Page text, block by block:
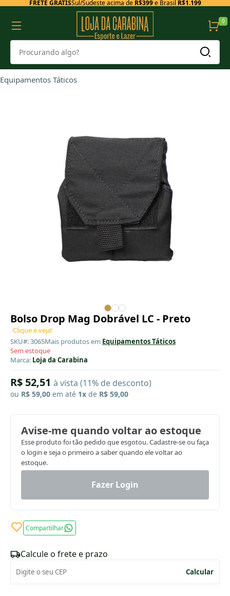
FRETE GRÁTISSul/Sudeste acima de R$399e Brasil R$1.199
0
Equipamentos Táticos
Bolso Drop Mag Dobrável LC - Preto
Clique e veja!
SKU#: 3065Mais produtos em Equipamentos Táticos
Sem estoque
Marca: Loja da Carabina
R$ 52,51 à vista (11% de desconto)
ou R$ 59,00 em até 1x de R$ 59,00
Avise-me quando voltar ao estoque
Esse produto foi tão pedido que esgotou. Cadastre-se ou faça
o login e seja o primeiro a saber quando ele voltar ao
estoque.
Fazer Login
Compartilhar
Calcule o frete e prazo
Calcular